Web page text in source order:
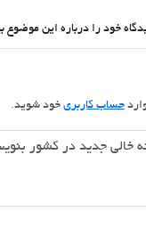
خود را درباره این موضوع
حساب کاربری خود شوید.